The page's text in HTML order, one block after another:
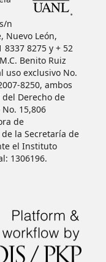
n
Nuevo León,
8337 8275 y + 52
Benito Ruiz
uso exclusivo No.
8250, ambos
Derecho de
15,806
de
la Secretaría de
el Instituto
1306196.